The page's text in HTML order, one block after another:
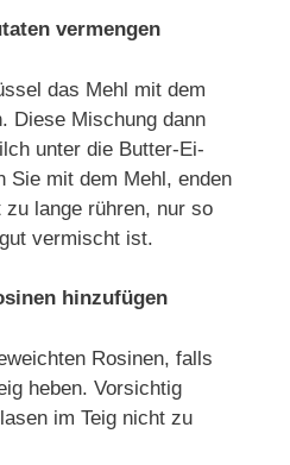
vermengen
das Mehl mit dem
Diese Mischung dann
unter die Butter-Ei-
Sie mit dem Mehl, enden
lange rühren, nur so
vermischt ist.
hinzufügen
Rosinen, falls
heben. Vorsichtig
im Teig nicht zu